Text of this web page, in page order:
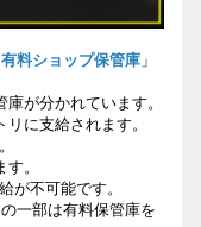
有料ショップ保管庫 」
が分かれています。
に支給されます。
。
が不可能です。
一部は有料保管庫を